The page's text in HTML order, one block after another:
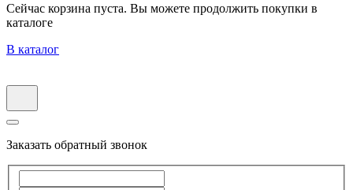
Сейчас корзина пуста. Вы можете продолжить покупки в
каталоге
В каталог
Заказать обратный звонок